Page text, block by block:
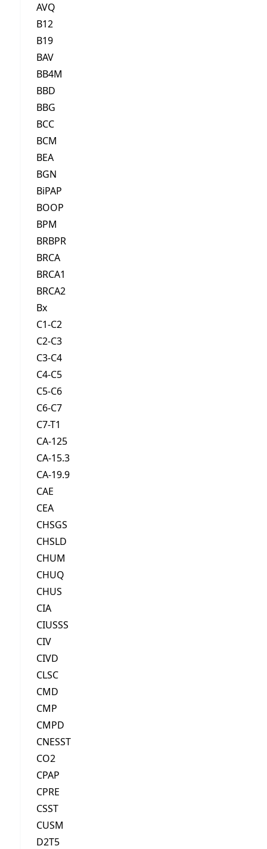
AVQ
B12
B19
BAV
BB4M
BBD
BBG
BCC
BCM
BEA
BGN
BiPAP
BOOP
BPM
BRBPR
BRCA
BRCA1
BRCA2
Bx
C1-C2
C2-C3
C3-C4
C4-C5
C5-C6
C6-C7
C7-T1
CA-125
CA-15.3
CA-19.9
CAE
CEA
CHSGS
CHSLD
CHUM
CHUQ
CHUS
CIA
CIUSSS
CIV
CIVD
CLSC
CMD
CMP
CMPD
CNESST
CO2
CPAP
CPRE
CSST
CUSM
D2T5